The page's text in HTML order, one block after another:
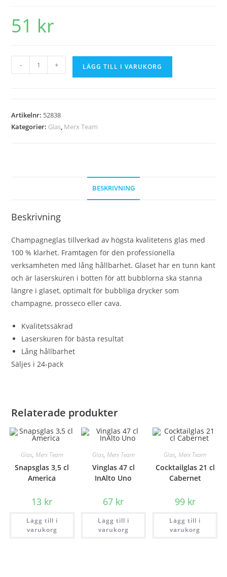
51 kr
- + LÄGG TILL I VARUKORG
Artikelnr: 52838
Kategorier: Glas, Merx Team
BESKRIVNING
Beskrivning
Champagneglas tillverkad av högsta kvalitetens glas med
100 % klarhet. Framtagen för den professionella
verksamheten med lång hållbarhet. Glaset har en tunn kant
och är laserskuren i botten för att bubblorna ska stanna
längre i glaset, optimalt för bubbliga drycker som
champagne, prosseco eller cava.
Kvalitetssäkrad
Laserskuren för bästa resultat
Lång hållbarhet
Säljes i 24-pack
Relaterade produkter
Glas, Merx Team
Snapsglas 3,5 cl
America
13 kr
Lägg till i
varukorg
Glas, Merx Team
Vinglas 47 cl
InAlto Uno
67 kr
Lägg till i
varukorg
Glas,Merx Team
Cocktailglas 21 cl
Cabernet
99 kr
Lägg till i
varukorg